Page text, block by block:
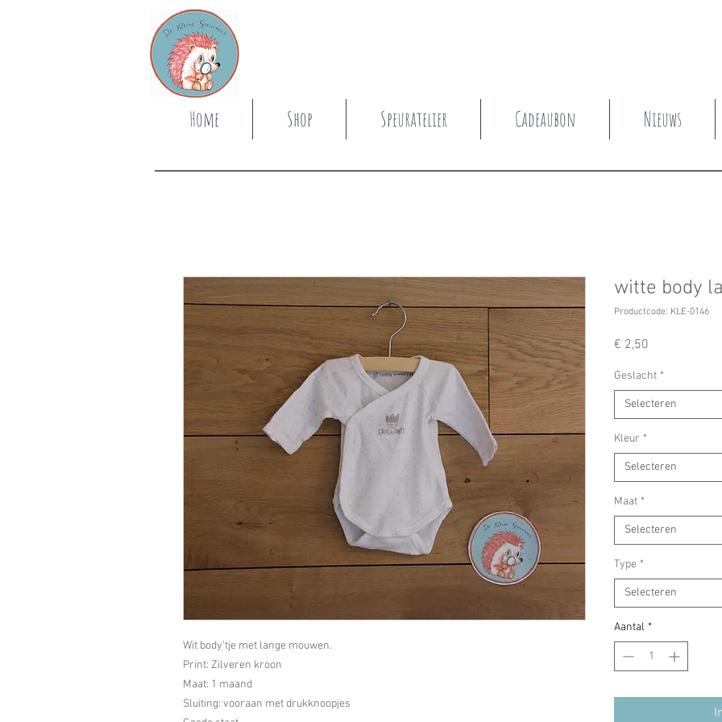
Home Shop Speuratelier Cadeaubon Nieuws
Wit body'tje met lange mouwen.
Print: Zilveren kroon
Maat: 1 maand
Sluiting: vooraan met drukknoopjes
witte body
Productcode: KLE-0146
€ 2,50
Geslacht *
Selecteren
Kleur *
Selecteren
Maat *
Selecteren
Type *
Selecteren
Aantal *